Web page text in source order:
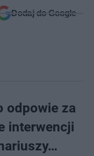
Dodaj do Google
odpowie za
interwencji